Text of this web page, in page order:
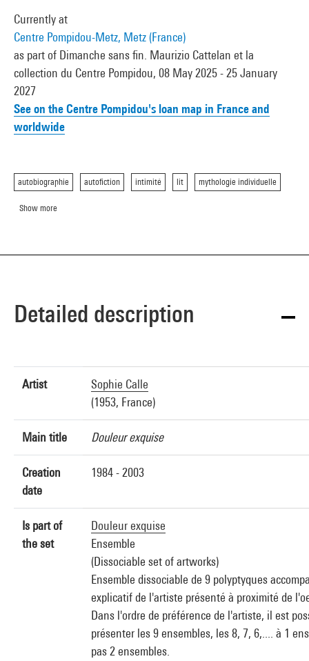
Currently at
Centre Pompidou-Metz, Metz (France)
as part of Dimanche sans fin. Maurizio Cattelan et la
collection du Centre Pompidou, 08 May 2025 - 25 January
2027
See on the Centre Pompidou's loan map in France and
worldwide
autobiographie autofiction intimité lit mythologie individuelle
Show more
Detailed description
Artist
Sophie Calle
(1953, France)
Main title Douleur exquise
Creation
date
1984 - 2003
Is part of
the set
Douleur exquise
Ensemble
(Dissociable set of artworks)
Ensemble dissociable de 9 polyptyques
explicatif de l'artiste présenté à proximité de
Dans l'ordre de préférence de l'artiste, il est
présenter les 9 ensembles, les 8, 7, 6,.... à 1
pas 2 ensembles.